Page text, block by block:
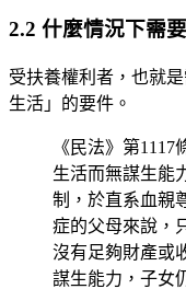
2.2 什麼情況下需
受扶養權利者，也就
生活」的要件。
《民法》第
生活而無謀生能
制，於直系血親
症的父母來說，
沒有足夠財產或
謀生能力，子女